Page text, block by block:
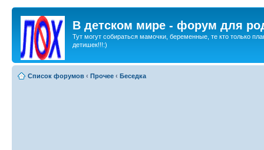
В детском мире - форум для
Тут могут собираться мамочки, беременные, те кто только
детишек!!!:)
Список форумов ‹ Прочее ‹ Беседка